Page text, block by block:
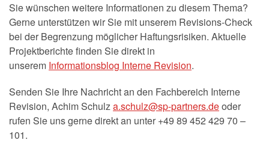
Sie wünschen weitere Informationen zu diesem Thema?
Gerne unterstützen wir Sie mit unserem Revisions-Check
bei der Begrenzung möglicher Haftungsrisiken. Aktuelle
Projektberichte finden Sie direkt in
unserem Informationsblog Interne Revision.
Senden Sie Ihre Nachricht an den Fachbereich Interne
Revision, Achim Schulza.schulz@sp-partners.deoder
rufen Sie uns gerne direkt an unter +49 89 452 429 70 –
101.